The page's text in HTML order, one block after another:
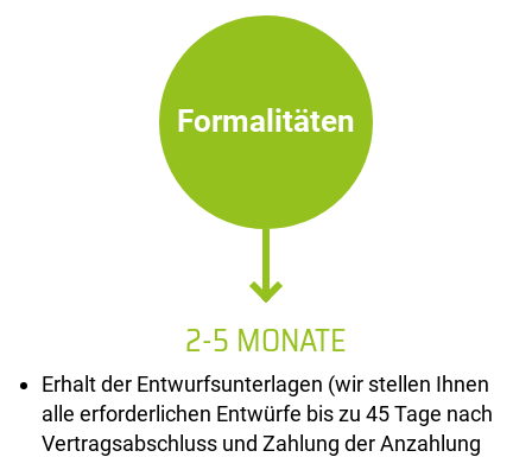
Formalitäten
2-5 MONATE
Erhalt der Entwurfsunterlagen (wir stellen Ihnen
alle erforderlichen Entwürfe bis zu 45 Tage nach
Vertragsabschluss und Zahlung der Anzahlung